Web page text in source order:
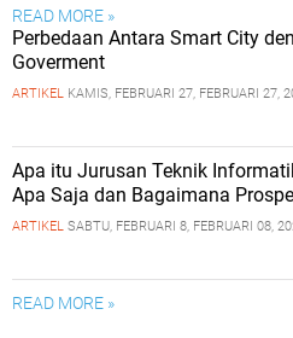
READ MORE »
Perbedaan Antara Smart City
Goverment
ARTIKEL KAMIS, FEBRUARI 27, FEBRUARI 27,
Apa itu Jurusan Teknik
Apa Saja dan Bagaimana
ARTIKEL SABTU, FEBRUARI 8, FEBRUARI 08,
READ MORE »